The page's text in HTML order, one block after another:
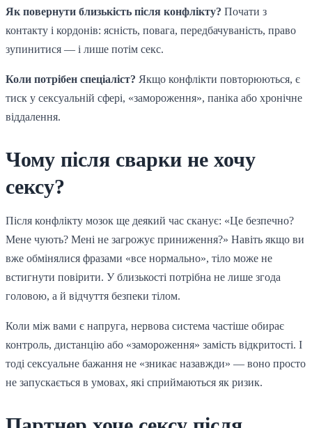
Як повернути близькість після конфлікту? Почати з
контакту і кордонів: ясність, повага, передбачуваність, право
зупинитися — і лише потім секс.
Коли потрібен спеціаліст? Якщо конфлікти повторюються, є
тиск у сексуальній сфері, «замороження», паніка або хронічне
віддалення.
Чому після сварки не хочу
сексу?
Після конфлікту мозок ще деякий час сканує: «Це безпечно?
Мене чують? Мені не загрожує приниження?» Навіть якщо ви
вже обмінялися фразами «все нормально», тіло може не
встигнути повірити. У близькості потрібна не лише згода
головою, а й відчуття безпеки тілом.
Коли між вами є напруга, нервова система частіше обирає
контроль, дистанцію або «замороження» замість відкритості. І
тоді сексуальне бажання не «зникає назавжди» — воно просто
не запускається в умовах, які сприймаються як ризик.